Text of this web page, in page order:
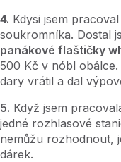
4. Kdysi jsem
soukromníka. Dostal
panákové flaštičky
500 Kč v nóbl
dary vrátil a dal
5. Když jsem
jedné rozhlasové
nemůžu rozhodnout,
dárek.